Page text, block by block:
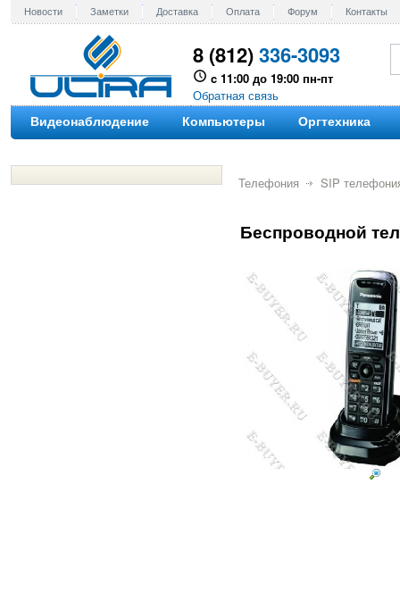
Новости Заметки Доставка Оплата Форум Контакты
8 (812)336-3093
c 11:00 до 19:00 пн-пт
Обратная связь
Видеонаблюдение Компьютеры Оргтехника
Телефония SIP
Беспроводной